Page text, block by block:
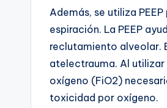
Además, se utiliza
espiración. La PEEP
reclutamiento alveolar.
atelectrauma. Al utilizar
oxígeno (FiO2)
toxicidad por oxígeno.